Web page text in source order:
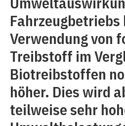
Fahrzeugbetriebs
Verwendung von
Treibstoff im
Biotreibstoffen
höher. Dies wird
teilweise sehr